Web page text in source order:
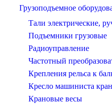
Грузоподъемное
Тали электрические,
Подъемники грузовые
Радиоуправление
Частотный
Крепления рельса к
Кресло машиниста
Крановые весы